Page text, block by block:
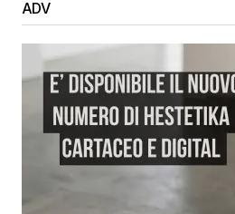
ADV